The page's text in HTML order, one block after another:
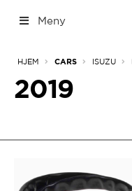
til
til
Meny
HJEM CARS ISUZU
2019